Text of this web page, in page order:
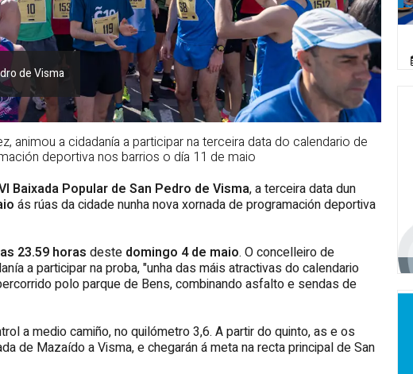
de Visma
animou a cidadanía a participar na terceira data do calendario de
deportiva nos barrios o día 11 de maio
Baixada Popular de San Pedro de Visma, a terceira data dun
ás rúas da cidade nunha nova xornada de programación deportiva
23.59 horas deste domingo 4 de maio. O concelleiro de
a participar na proba, "unha das máis atractivas do calendario
polo parque de Bens, combinando asfalto e sendas de
a medio camiño, no quilómetro 3,6. A partir do quinto, as e os
de Mazaído a Visma, e chegarán á meta na recta principal de San